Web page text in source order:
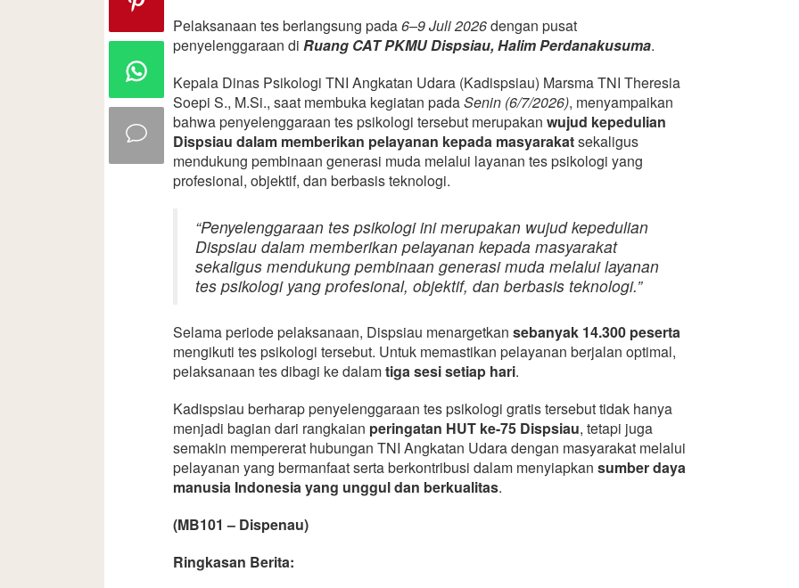
Pelaksanaan tes berlangsung pada6–9 Juli 2026dengan pusat
penyelenggaraan di Ruang CAT PKMU Dispsiau, Halim Perdanakusuma.
Kepala Dinas Psikologi TNI Angkatan Udara (Kadispsiau) Marsma TNI Theresia
Soepi S., M.Si., saat membuka kegiatan padaSenin (6/7/2026), menyampaikan
bahwa penyelenggaraan tes psikologi tersebut merupakan wujud kepedulian
Dispsiau dalam memberikan pelayanan kepada masyarakatsekaligus
mendukung pembinaan generasi muda melalui layanan tes psikologi yang
profesional, objektif, dan berbasis teknologi.
“Penyelenggaraan tes psikologi ini merupakan wujud kepedulian
Dispsiau dalam memberikan pelayanan kepada masyarakat
sekaligus mendukung pembinaan generasi muda melalui layanan
tes psikologi yang profesional, objektif, dan berbasis teknologi.”
Selama periode pelaksanaan, Dispsiau menargetkan sebanyak 14.300 peserta
mengikuti tes psikologi tersebut. Untuk memastikan pelayanan berjalan optimal,
pelaksanaan tes dibagi ke dalamtiga sesi setiap hari.
Kadispsiau berharap penyelenggaraan tes psikologi gratis tersebut tidak hanya
menjadi bagian dari rangkaian peringatan HUT ke-75 Dispsiau, tetapi juga
semakin mempererat hubungan TNI Angkatan Udara dengan masyarakat melalui
pelayanan yang bermanfaat serta berkontribusi dalam menyiapkan sumber daya
manusia Indonesia yang unggul dan berkualitas.
(MB101 – Dispenau)
Ringkasan Berita: